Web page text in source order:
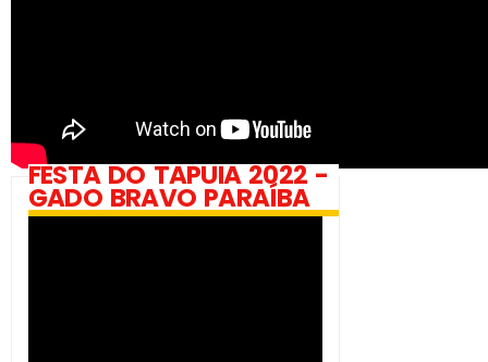
FESTA DO TAPUIA 2022 -
GADO BRAVO PARAÍBA